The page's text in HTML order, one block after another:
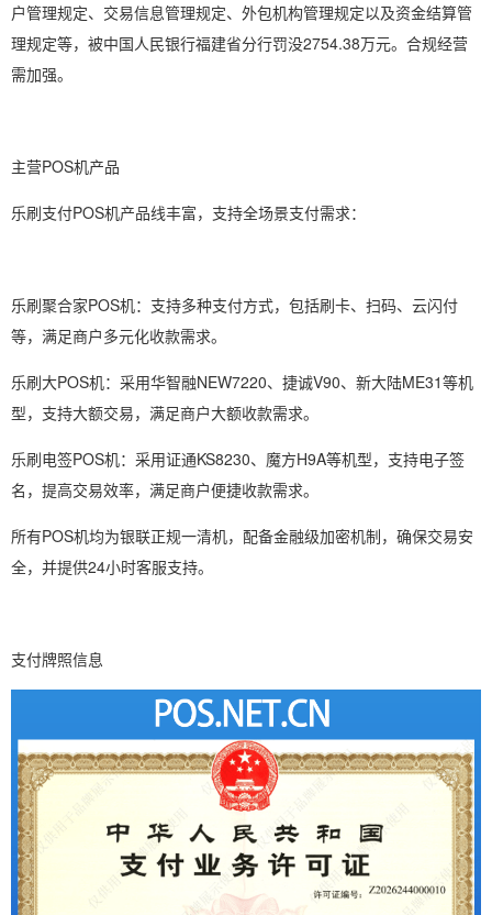
户管理规定、交易信息管理规定、外包机构管理规定以及资金结算管
理规定等，被中国人民银行福建省分行罚没2754.38万元。合规经营
需加强。
主营POS机产品
乐刷支付POS机产品线丰富，支持全场景支付需求：
乐刷聚合家POS机：支持多种支付方式，包括刷卡、扫码、云闪付
等，满足商户多元化收款需求。
乐刷大POS机：采用华智融NEW7220、捷诚V90、新大陆ME31等机
型，支持大额交易，满足商户大额收款需求。
乐刷电签POS机：采用证通KS8230、魔方H9A等机型，支持电子签
名，提高交易效率，满足商户便捷收款需求。
所有POS机均为银联正规一清机，配备金融级加密机制，确保交易安
全，并提供24小时客服支持。
支付牌照信息